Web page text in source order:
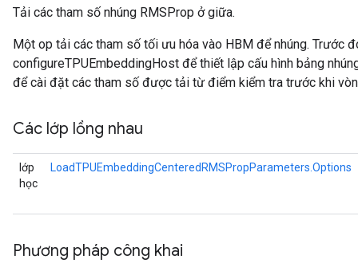
Tải các tham số nhúng RMSProp ở giữa.
Một op tải các tham số tối ưu hóa vào HBM để nhúng. Trước
configureTPUEmbeddingHost để thiết lập cấu hình bảng
để cài đặt các tham số được tải từ điểm kiểm tra trước khi
Các lớp lồng nhau
lớp
học
LoadTPUEmbeddingCenteredRMSPropParameters.Options
Phương pháp công khai